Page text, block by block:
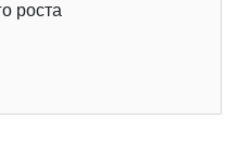
роста